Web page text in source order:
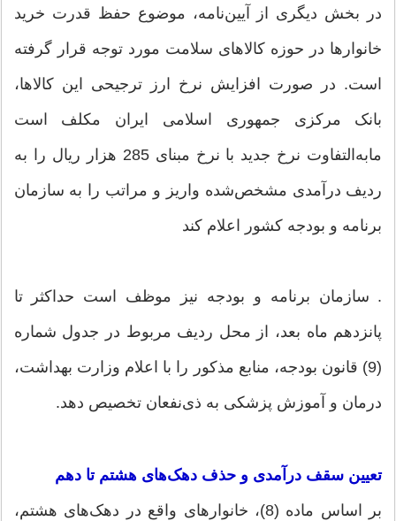
در بخش دیگری از آیین‌نامه، موضوع حفظ قدرت خرید
خانوارها در حوزه کالاهای سلامت مورد توجه قرار گرفته
است. در صورت افزایش نرخ ارز ترجیحی این کالاها،
بانک مرکزی جمهوری اسلامی ایران مکلف است
مابه‌التفاوت نرخ جدید با نرخ مبنای 285 هزار ریال را به
ردیف درآمدی مشخص‌شده واریز و مراتب را به سازمان
برنامه و بودجه کشور اعلام کند
. سازمان برنامه و بودجه نیز موظف است حداکثر تا
پانزدهم ماه بعد، از محل ردیف مربوط در جدول شماره
(9) قانون بودجه، منابع مذکور را با اعلام وزارت بهداشت،
درمان و آموزش پزشکی به ذی‌نفعان تخصیص دهد.
تعیین سقف درآمدی و حذف دهک‌های هشتم تا دهم
بر اساس ماده (8)، خانوارهای واقع در دهک‌های هشتم،